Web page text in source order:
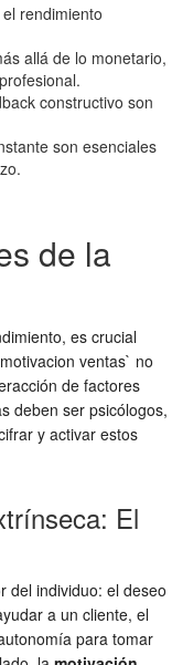
rendimiento
allá de lo monetario,
constructivo son
son esenciales
de la
es crucial
ventas` no
de factores
deben ser psicólogos,
y activar estos
El
del individuo: el deseo
a un cliente, el
para tomar